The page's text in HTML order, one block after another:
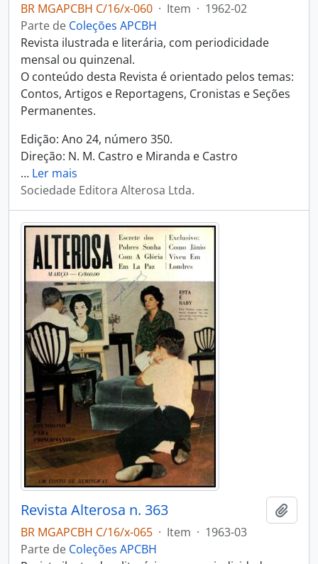
BR MGAPCBH C/16/x-060 · Item · 1962-02
Parte de Coleções APCBH
Revista ilustrada e literária, com periodicidade
mensal ou quinzenal.
O conteúdo desta Revista é orientado pelos temas:
Contos, Artigos e Reportagens, Cronistas e Seções
Permanentes.
Edição: Ano 24, número 350.
Direção: N. M. Castro e Miranda e Castro
… Ler mais
Sociedade Editora Alterosa Ltda.
Revista Alterosa n. 363
BR MGAPCBH C/16/x-065 · Item · 1963-03
Parte de Coleções APCBH